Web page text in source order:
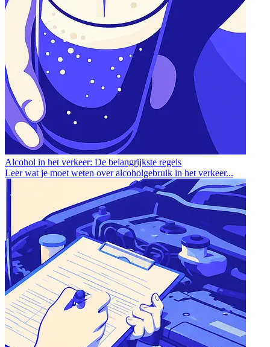
Alcohol in het verkeer: De belangrijkste regels
Leer wat je moet weten over alcoholgebruik in het verkeer...